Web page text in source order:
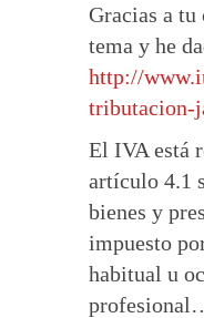
Gracias a tu
tema y he
http://
tributacion-
El IVA está
artículo 4.1
bienes y
impuesto
habitual u